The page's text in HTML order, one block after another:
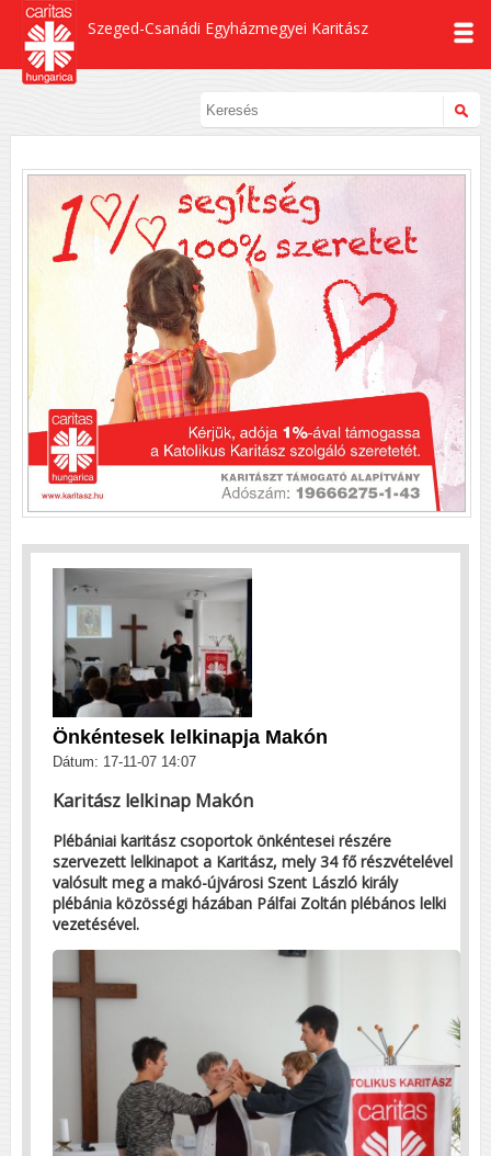
Szeged-Csanádi Egyházmegyei Karitász
Önkéntesek lelkinapja Makón
Dátum: 17-11-07 14:07
Karitász lelkinap Makón
Plébániai karitász csoportok önkéntesei részére
szervezett lelkinapot a Karitász, mely 34 fő részvételével
valósult meg a makó-újvárosi Szent László király
plébánia közösségi házában Pálfai Zoltán plébános lelki
vezetésével.